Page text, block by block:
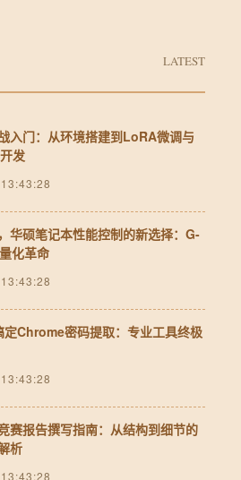
LATEST
入门：从环境搭建到LoRA微调与
发
华硕笔记本性能控制的新选择：G-
化革命
定Chrome密码提取：专业工具终极
赛报告撰写指南：从结构到细节的
析